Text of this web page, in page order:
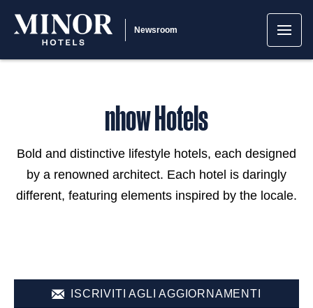
Newsroom
nhow Hotels
Bold and distinctive lifestyle hotels, each designed
by a renowned architect. Each hotel is daringly
different, featuring elements inspired by the locale.
ISCRIVITI AGLI AGGIORNAMENTI